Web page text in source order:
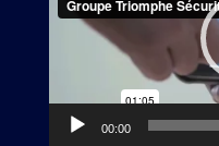
00:00